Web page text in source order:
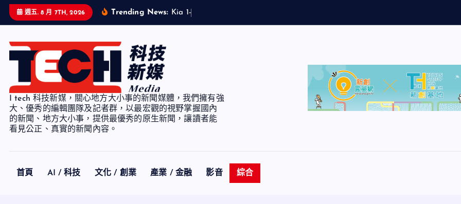
週五. 8 月 7TH, 2026 Trending News: Kia 1-
I tech 科技新媒，關心地方大小事的新聞媒體，我們擁有強
大、優秀的編輯團隊及記者群，以最宏觀的視野掌握國內
的新聞、地方大小事，提供最優秀的原生新聞，讓讀者能
看見公正、真實的新聞內容。
首頁 AI / 科技 文化 / 創業 產業 / 金融 影音 綜合